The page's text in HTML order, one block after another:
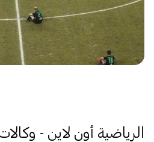
الرياضية أون لاين -